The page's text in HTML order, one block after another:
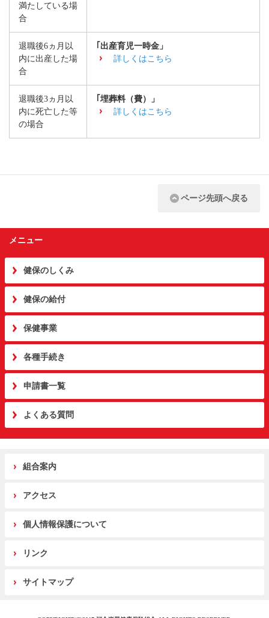
満たしている場
合
退職後6ヵ月以
内に出産した場
合
｢出産育児一時金」
詳しくはこちら
退職後3ヵ月以
内に死亡した等
の場合
｢埋葬料（費）」
詳しくはこちら
ページ先頭へ戻る
メニュー
健保のしくみ
健保の給付
保健事業
各種手続き
申請書一覧
よくある質問
組合案内
アクセス
個人情報保護について
リンク
サイトマップ